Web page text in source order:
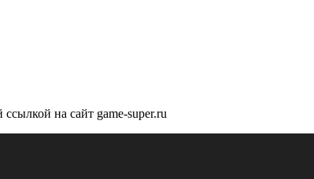
на сайт game-super.ru